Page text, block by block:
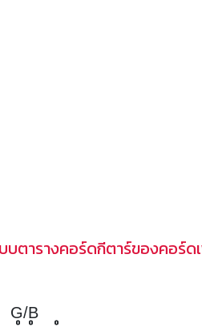
บตารางคอร์ดกีตาร์ของคอร์
G/B
o o o